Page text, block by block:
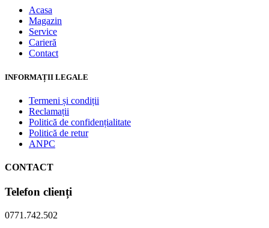
Acasa
Magazin
Service
Carieră
Contact
INFORMAȚII LEGALE
Termeni și condiții
Reclamații
Politică de confidențialitate
Politică de retur
ANPC
CONTACT
Telefon clienți
0771.742.502